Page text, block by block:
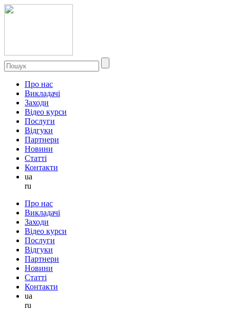
Про нас
Викладачі
Заходи
Відео курси
Послуги
Відгуки
Партнери
Новини
Статті
Контакти
ua
ru
Про нас
Викладачі
Заходи
Відео курси
Послуги
Відгуки
Партнери
Новини
Статті
Контакти
ua
ru